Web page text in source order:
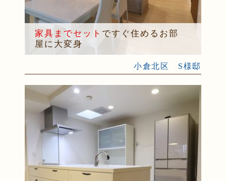
家具までセット ですぐ住めるお部
屋に大変身
小倉北区 S様邸